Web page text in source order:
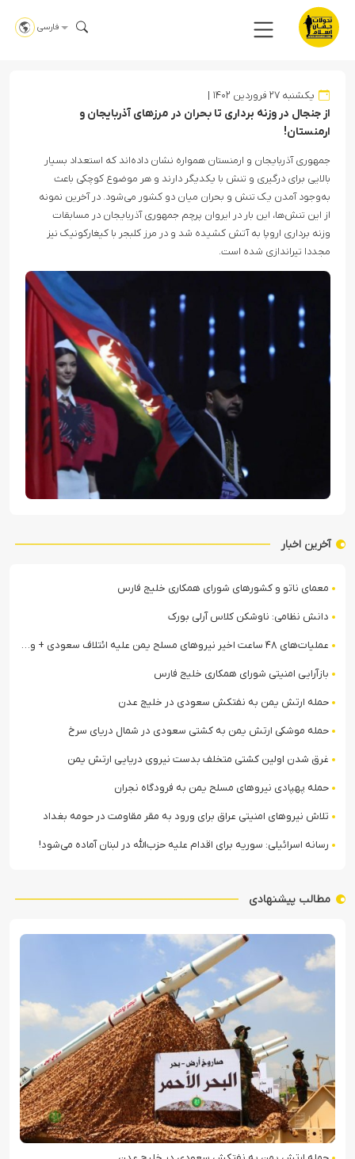
فارسی
یکشنبه ۲۷ فروردین ۱۴۰۲
از جنجال در وزنه برداری تا بحران در مرزهای آذربایجان و
ارمنستان!
جمهوری آذربایجان و ارمنستان همواره نشان داده‌اند که استعداد بسیار
بالایی برای درگیری و تنش با یکدیگر دارند و هر موضوع کوچکی باعث
به‌وجود آمدن یک تنش و بحران میان دو کشور می‌شود. در آخرین نمونه
از این تنش‌ها، این بار در ایروان پرچم جمهوری آذربایجان در مسابقات
وزنه برداری اروپا به آتش کشیده شد و در مرز کلبجر با کیغارکونیک نیز
مجددا تیراندازی شده است.
آخرین اخبار
معمای ناتو و کشورهای شورای همکاری خلیج فارس
دانش نظامی: ناوشکن کلاس آرلی بورک
عملیات‌های ۴۸ ساعت اخیر نیروهای مسلح یمن علیه ائتلاف سعودی + ویدیو
بازآرایی امنیتی شورای همکاری خلیج فارس
حمله ارتش یمن به نفتکش سعودی در خلیج عدن
حمله موشکی ارتش یمن به کشتی سعودی در شمال دریای سرخ
غرق شدن اولین کشتی متخلف بدست نیروی دریایی ارتش یمن
حمله پهپادی نیروهای مسلح یمن به فرودگاه نجران
تلاش نیروهای امنیتی عراق برای ورود به مقر مقاومت در حومه بغداد
رسانه اسرائیلی: سوریه برای اقدام علیه حزب‌الله در لبنان آماده می‌شود!
مطالب پیشنهادی